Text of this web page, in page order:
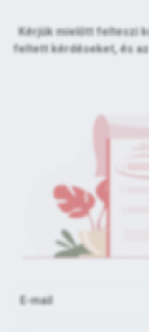
Kérjük mielőtt felteszi
feltett kérdéseket, és